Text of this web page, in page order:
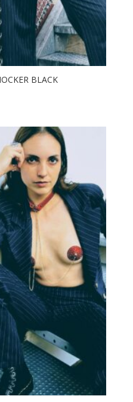
BLACK